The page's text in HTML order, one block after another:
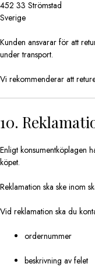
452 33 Strömstad
Sverige
Kunden ansvarar för att
under transport.
Vi rekommenderar att
10.
Enligt konsumentköplagen
köpet.
Reklamation ska ske inom
Vid reklamation ska du
ordernummer
beskrivning av felet